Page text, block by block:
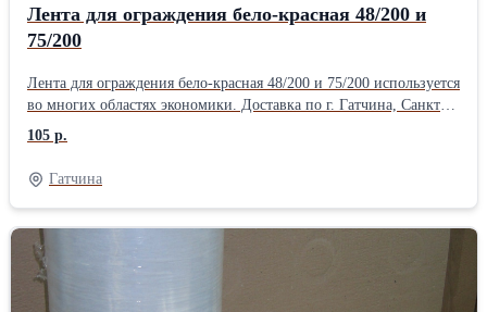
Лента для ограждения бело-красная 48/200 и
75/200
Лента для ограждения бело-красная 48/200 и 75/200 используется
во многих областях экономики. Доставка по г. Гатчина, Санкт-
Петербургу и до терминала ТК в СПб.
105 р.
Гатчина